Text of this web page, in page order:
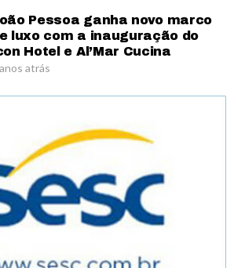
Pessoa ganha novo marco
luxo com a inauguração do
Hotel e Al’Mar Cucina
atrás